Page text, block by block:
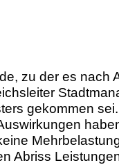
zu der es nach
gekommen
Abriss